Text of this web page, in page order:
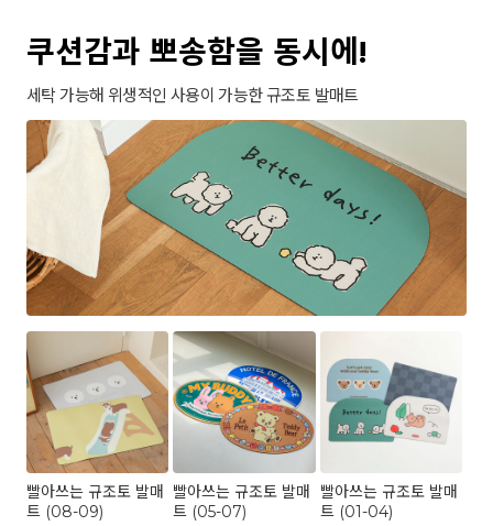
쿠션감과 뽀송함을 동시에!
세탁 가능해 위생적인 사용이 가능한 규조토 발매트
빨아쓰는 규조토 발매
트 (08-09)
빨아쓰는 규조토 발매
트 (05-07)
빨아쓰는 규조토 발매
트 (01-04)